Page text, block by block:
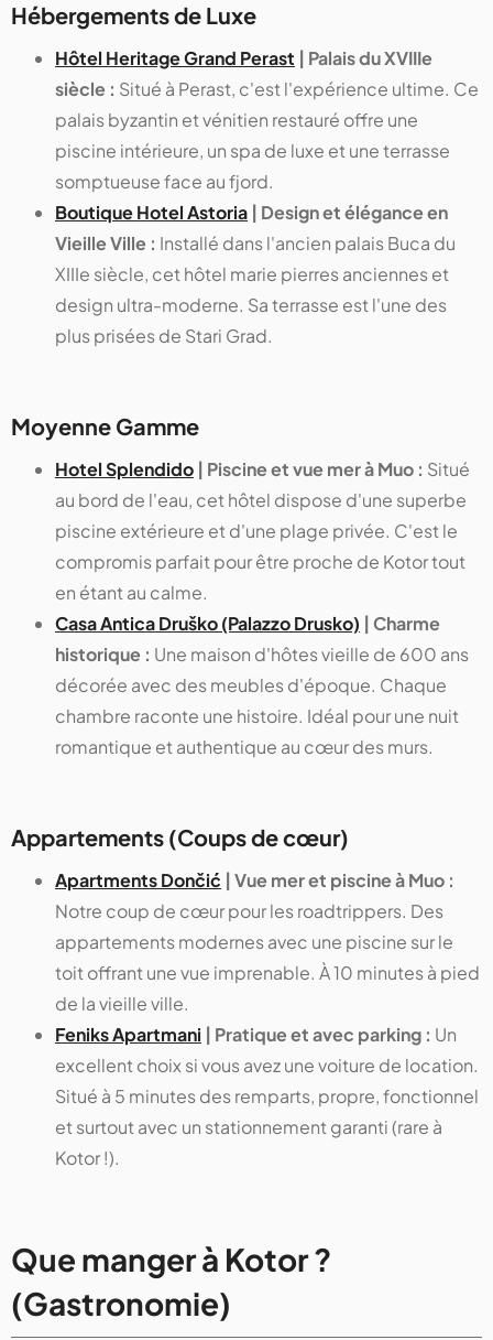
Hébergements de Luxe
Hôtel Heritage Grand Perast | Palais du XVIIIe
siècle : Situé à Perast, c'est l'expérience ultime. Ce
palais byzantin et vénitien restauré offre une
piscine intérieure, un spa de luxe et une terrasse
somptueuse face au fjord.
Boutique Hotel Astoria | Design et élégance en
Vieille Ville : Installé dans l'ancien palais Buca du
XIIIe siècle, cet hôtel marie pierres anciennes et
design ultra-moderne. Sa terrasse est l'une des
plus prisées de Stari Grad.
Moyenne Gamme
Hotel Splendido | Piscine et vue mer à Muo : Situé
au bord de l'eau, cet hôtel dispose d'une superbe
piscine extérieure et d'une plage privée. C'est le
compromis parfait pour être proche de Kotor tout
en étant au calme.
Casa Antica Druško (Palazzo Drusko) | Charme
historique : Une maison d'hôtes vieille de 600 ans
décorée avec des meubles d'époque. Chaque
chambre raconte une histoire. Idéal pour une nuit
romantique et authentique au cœur des murs.
Appartements (Coups de cœur)
Apartments Dončić | Vue mer et piscine à Muo :
Notre coup de cœur pour les roadtrippers. Des
appartements modernes avec une piscine sur le
toit offrant une vue imprenable. À 10 minutes à pied
de la vieille ville.
Feniks Apartmani | Pratique et avec parking : Un
excellent choix si vous avez une voiture de location.
Situé à 5 minutes des remparts, propre, fonctionnel
et surtout avec un stationnement garanti (rare à
Kotor !).
Que manger à Kotor ?
(Gastronomie)